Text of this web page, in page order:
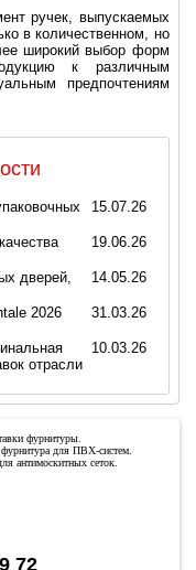
ручек, выпускаемых
в количественном, но
широкий выбор форм
к различным
предпочтениям
15.07.26
19.06.26
дверей,
14.05.26
2026
31.03.26
отрасли
10.03.26
фурнитуры.
для ПВХ-систем.
антимоскитных сеток.
72